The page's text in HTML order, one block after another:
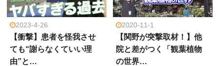
2023-4-26
【衝撃】患者を怪我させ
ても“謝らなくていい理
由”と…
2020-11-1
【関野が突撃取材！】他
院と差がつく「観葉植物
の世界…